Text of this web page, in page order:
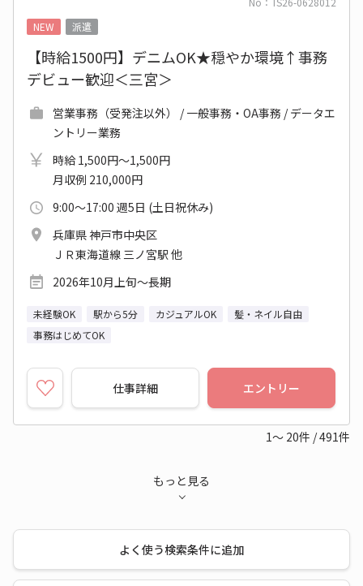
NEW
派遣
【時給1500円】デニムOK★穏やか環境↑事務
デビュー歓迎＜三宮＞
営業事務（受発注以外） / 一般事務・OA事務 / データエ
ントリー業務
時給 1,500円～1,500円
月収例 210,000円
9:00～17:00 週5日 (土日祝休み)
兵庫県 神戸市中央区
ＪＲ東海道線 三ノ宮駅 他
2026年10月上旬～長期
未経験OK 駅から5分 カジュアルOK
髪・ネイル自由
事務はじめてOK
仕事詳細 エントリー
1～ 20件 /491件
もっと見る
よく使う検索条件に追加